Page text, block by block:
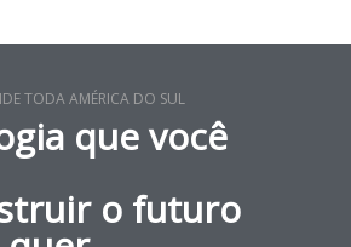
TODA AMÉRICA DO SUL
que você
o futuro